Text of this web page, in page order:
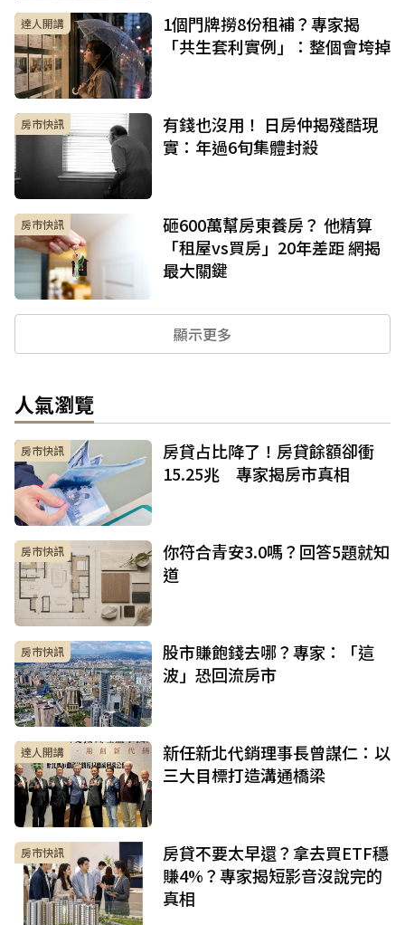
達人開講
1個門牌撈8份租補？專家揭
「共生套利實例」：整個會垮掉
房市快訊
有錢也沒用！ 日房仲揭殘酷現
實：年過6旬集體封殺
房市快訊
砸600萬幫房東養房？ 他精算
「租屋vs買房」20年差距 網揭
最大關鍵
顯示更多
人氣瀏覽
房市快訊
房貸占比降了！房貸餘額卻衝
15.25兆 專家揭房市真相
房市快訊
你符合青安3.0嗎？回答5題就知
道
房市快訊
股市賺飽錢去哪？專家：「這
波」恐回流房市
達人開講
新任新北代銷理事長曾謀仁：以
三大目標打造溝通橋梁
房市快訊
房貸不要太早還？拿去買ETF穩
賺4%？專家揭短影音沒說完的
真相